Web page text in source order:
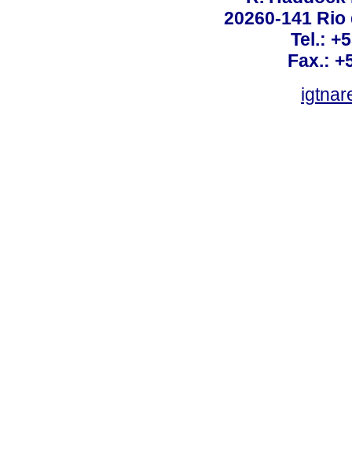
20260-141
Tel.:
Fax.: